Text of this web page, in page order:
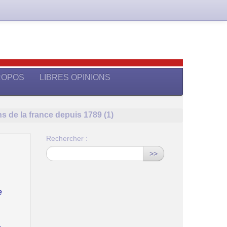
LIBRES OPINIONS
de la france depuis 1789 (1)
Rechercher :
>>